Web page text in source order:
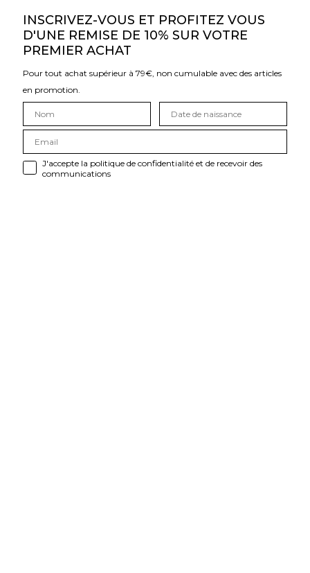
INSCRIVEZ-VOUS ET PROFITEZ VOUS
D'UNE REMISE DE 10% SUR VOTRE
PREMIER ACHAT
Pour tout achat supérieur à 79€, non cumulable avec des articles
en promotion.
J'accepte la politique de confidentialité et de recevoir des
communications